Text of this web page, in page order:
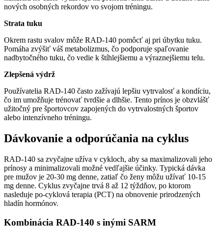
nových osobných rekordov vo svojom tréningu.
Strata tuku
Okrem rastu svalov môže RAD-140 pomôcť aj pri úbytku tuku.
Pomáha zvýšiť váš metabolizmus, čo podporuje spaľovanie
nadbytočného tuku, čo vedie k štíhlejšiemu a výraznejšiemu telu.
Zlepšená výdrž
Používatelia RAD-140 často zažívajú lepšiu vytrvalosť a kondíciu,
čo im umožňuje trénovať tvrdšie a dlhšie. Tento prínos je obzvlášť
užitočný pre športovcov zapojených do vytrvalostných športov
alebo intenzívneho tréningu.
Dávkovanie a odporúčania na cyklus
RAD-140 sa zvyčajne užíva v cykloch, aby sa maximalizovali jeho
prínosy a minimalizovali možné vedľajšie účinky. Typická dávka
pre mužov je 20-30 mg denne, zatiaľ čo ženy môžu užívať 10-15
mg denne. Cyklus zvyčajne trvá 8 až 12 týždňov, po ktorom
nasleduje po-cyklová terapia (PCT) na obnovenie prirodzených
hladín hormónov.
Kombinácia RAD-140 s inými SARM